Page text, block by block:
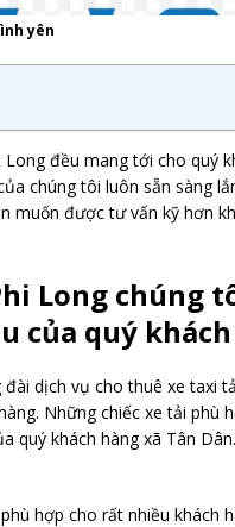
yên
đều mang tới cho quý
chúng tôi luôn sẵn sàng
muốn được tư vấn kỹ hơn
Long chúng
của quý
dịch vụ cho thuê xe taxi
Những chiếc xe tải phù
quý khách hàng xã Tân
hợp cho rất nhiều khách